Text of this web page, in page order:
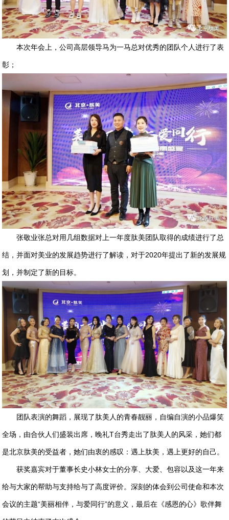
本次年会上，公司高层领导马为一马总对优秀的团队个人进行了表
彰；
张敬业张总对用几组数据对上一年度肽美团队取得的成绩进行了总
结，并面对美业的发展趋势进行了解读，对于2020年提出了新的发展规
划，并制定了新的目标。
团队表演的舞蹈，展现了肽美人的青春靓丽，自编自演的小品爆笑
全场，由合伙人们盛装出席，晚礼T台秀走出了肽美人的风采，她们都
是北京肽美的受益者，她们由衷的感叹：遇上肽美，遇上更好的自己。
获奖嘉宾对于董事长史小林女士的分享、大爱、包容以及这一年来
给与大家的帮助与支持给与了高度评价。深刻的体会到公司使命和本次
会议的主题“美丽相伴，与爱同行”的意义，最后在《感恩的心》歌伴舞